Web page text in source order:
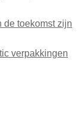
de toekomst zijn
verpakkingen